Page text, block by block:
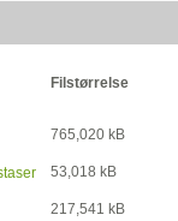
Filstørrelse
765,020 kB
53,018 kB
217,541 kB